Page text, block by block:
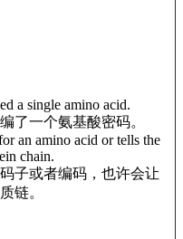
a single amino acid.
了一个氨基酸密码。
an amino acid or tells the
chain.
子或者编码，也许会让
链。